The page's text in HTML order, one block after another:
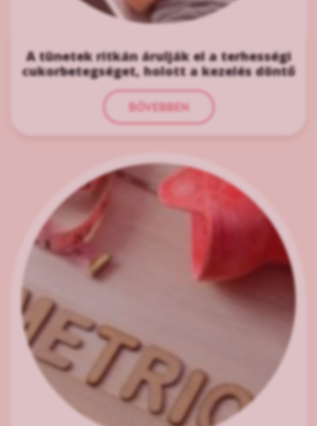
A tünetek ritkán árulják el a terhességi
cukorbetegséget, holott a kezelés döntő
BŐVEBBEN